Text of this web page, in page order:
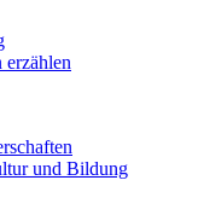
erzählen
und Bildung